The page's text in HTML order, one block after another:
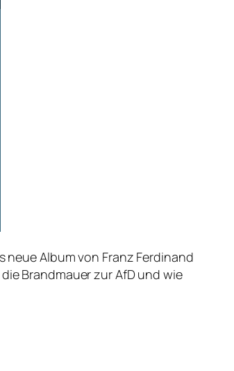
neue Album von Franz Ferdinand
Brandmauer zur AfD und wie